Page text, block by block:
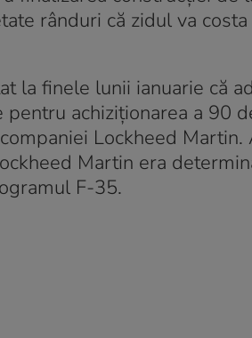
rânduri că zidul va
la finele lunii ianuarie că
achiziţionarea a 90
Lockheed
Martin era
F-35.